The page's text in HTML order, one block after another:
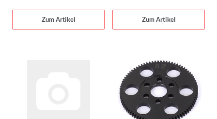
Zum Artikel Zum Artikel